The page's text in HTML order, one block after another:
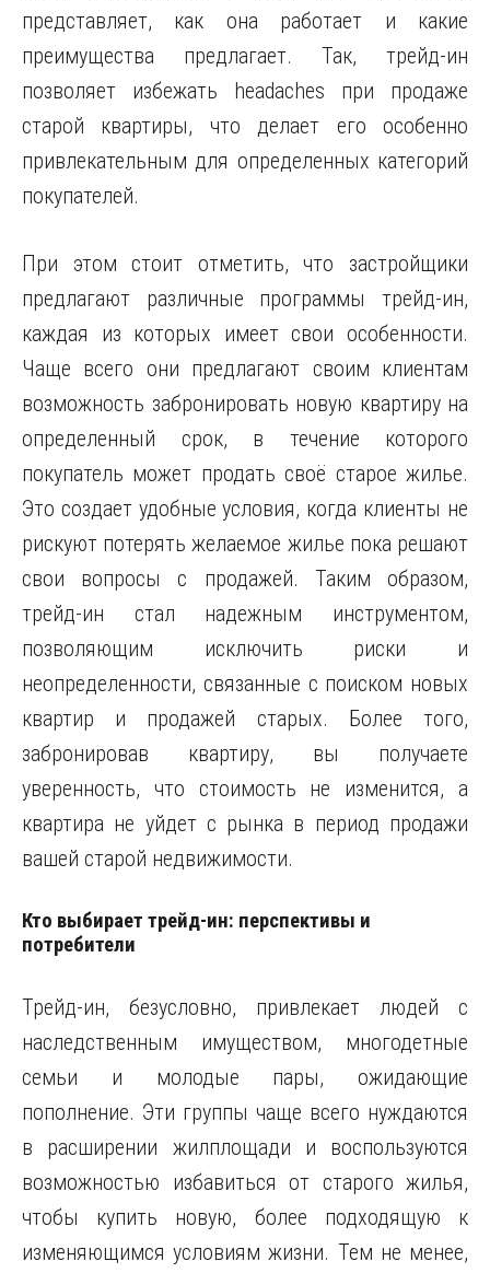
представляет, как она работает и какие
преимущества предлагает. Так, трейд-ин
позволяет избежать headaches при продаже
старой квартиры, что делает его особенно
привлекательным для определенных категорий
покупателей.
При этом стоит отметить, что застройщики
предлагают различные программы трейд-ин,
каждая из которых имеет свои особенности.
Чаще всего они предлагают своим клиентам
возможность забронировать новую квартиру на
определенный срок, в течение которого
покупатель может продать своё старое жилье.
Это создает удобные условия, когда клиенты не
рискуют потерять желаемое жилье пока решают
свои вопросы с продажей. Таким образом,
трейд-ин стал надежным инструментом,
позволяющим исключить риски и
неопределенности, связанные с поиском новых
квартир и продажей старых. Более того,
забронировав квартиру, вы получаете
уверенность, что стоимость не изменится, а
квартира не уйдет с рынка в период продажи
вашей старой недвижимости.
Кто выбирает трейд-ин: перспективы и
потребители
Трейд-ин, безусловно, привлекает людей с
наследственным имуществом, многодетные
семьи и молодые пары, ожидающие
пополнение. Эти группы чаще всего нуждаются
в расширении жилплощади и воспользуются
возможностью избавиться от старого жилья,
чтобы купить новую, более подходящую к
изменяющимся условиям жизни. Тем не менее,